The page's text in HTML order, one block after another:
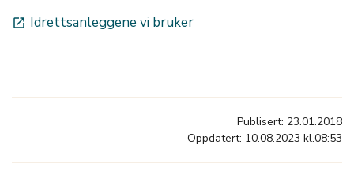
launch Idrettsanleggene vi bruker
Publisert: 23.01.2018
Oppdatert: 10.08.2023 kl.08:53